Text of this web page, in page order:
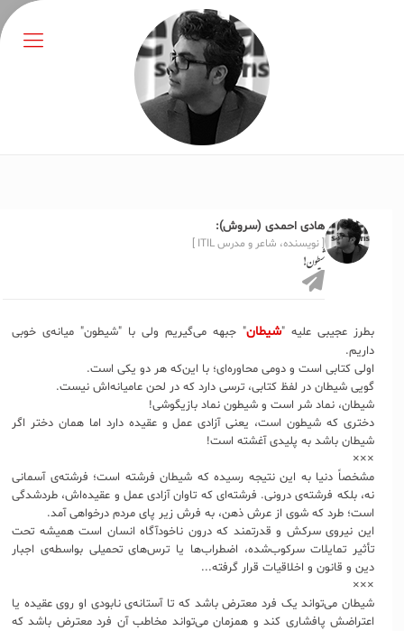
هادی احمدی (سروش):
[ نویسنده، شاعر و مدرس ITIL ]
شیطون!
بطرز عجیبی علیه "شیطان" جبهه می‌گیریم ولی با "شیطون" میانه‌ی خوبی
داریم.
اولی کتابی است و دومی محاوره‌ای؛ با این‌که هر دو یکی است.
گویی شیطان در لفظ کتابی، ترسی دارد که در لحن عامیانه‌اش نیست.
شیطان، نماد شر است و شیطون نماد بازیگوشی!
دختری که شیطون است، یعنی آزادی عمل و عقیده دارد اما همان دختر اگر
شیطان باشد به پلیدی آغشته است!
×××
مشخصاً دنیا به این نتیجه رسیده که شیطان فرشته است؛ فرشته‌ی آسمانی
نه، بلکه فرشته‌ی درونی. فرشته‌ای که تاوان آزادی عمل و عقیده‌اش، طردشدگی
است؛ طرد که شوی از عرش ذهن، به فرش زیر پای مردم درخواهی آمد.
این نیروی سرکش و قدرتمند که درون ناخودآگاه انسان است همیشه تحت
تأثیر تمایلات سرکوب‌شده، اضطراب‌ها یا ترس‌‌های تحمیلی بواسطه‌ی اجبار
دین و قانون و اخلاقیات قرار گرفته...
×××
شیطان می‌تواند یک فرد معترض باشد که تا آستانه‌ی نابودی او روی عقیده یا
اعتراضش پافشاری کند و همزمان می‌تواند مخاطب آن فرد معترض باشد که